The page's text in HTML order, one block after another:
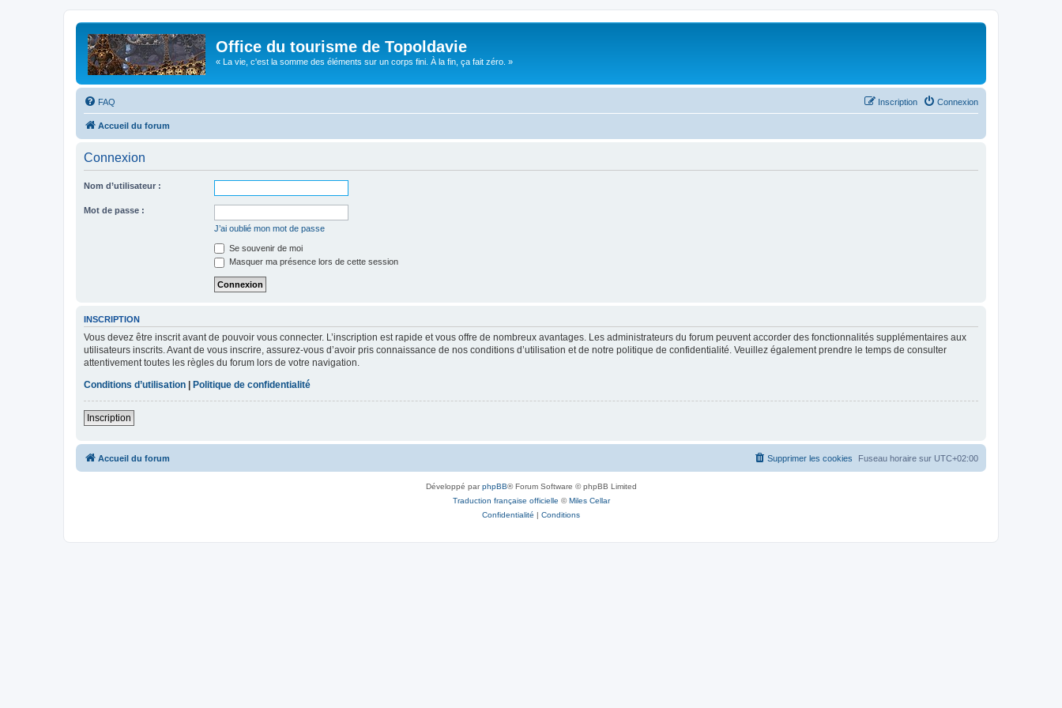
Office du tourisme de Topoldavie
« La vie, c'est la somme des éléments sur un corps fini. À la fin, ça fait zéro. »
FAQ Connexion
Inscription
Accueil du forum
Connexion
Nom d’utilisateur :
Mot de passe :
J’ai oublié mon mot de passe
Se souvenir de moi
Masquer ma présence lors de cette session
INSCRIPTION
Vous devez être inscrit avant de pouvoir vous connecter. L’inscription est rapide et vous offre de nombreux avantages. Les administrateurs du forum peuvent accorder des fonctionnalités supplémentaires aux
utilisateurs inscrits. Avant de vous inscrire, assurez-vous d’avoir pris connaissance de nos conditions d’utilisation et de notre politique de confidentialité. Veuillez également prendre le temps de consulter
attentivement toutes les règles du forum lors de votre navigation.
Conditions d’utilisation
Politique de confidentialité
Inscription
Accueil du forum Fuseau horaire sur UTC+02:00
Supprimer les cookies
Développé parphpBB® Forum Software © phpBB Limited
Traduction française officielle ©Miles Cellar
Confidentialité | Conditions